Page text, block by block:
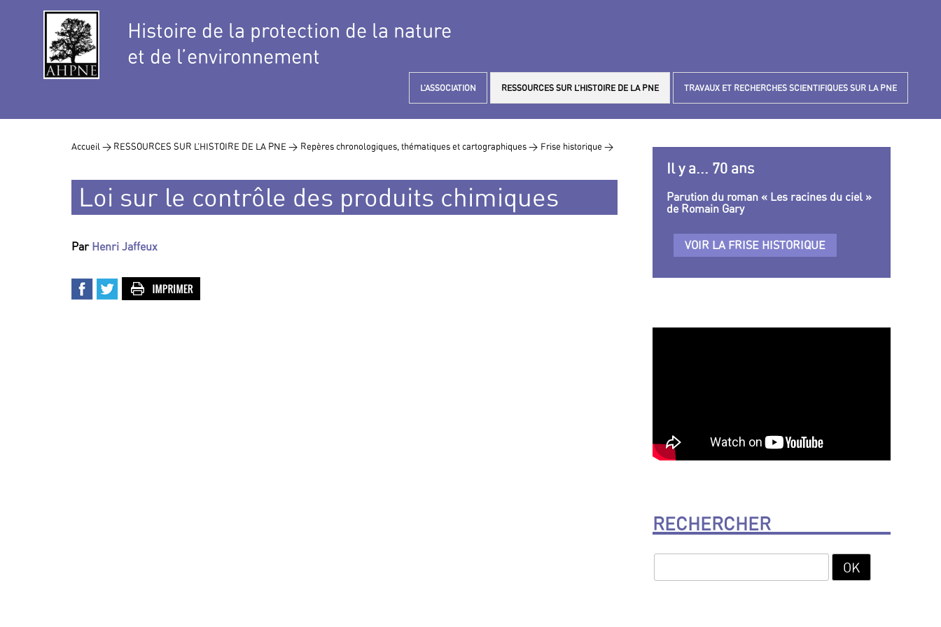
Histoire de la protection de la nature
et de l’environnement
L’ASSOCIATION RESSOURCES SUR L’HISTOIRE DE LA PNE TRAVAUX ET RECHERCHES SCIENTIFIQUES SUR LA PNE
Accueil > RESSOURCES SUR L’HISTOIRE DE LA PNE > Repères chronologiques, thématiques et cartographiques > Frise historique >
Loi sur le contrôle des produits chimiques
Par Henri Jaffeux
Il y a... 70 ans
Parution du roman « Les racines du ciel »
de Romain Gary
VOIR LA FRISE HISTORIQUE
RECHERCHER